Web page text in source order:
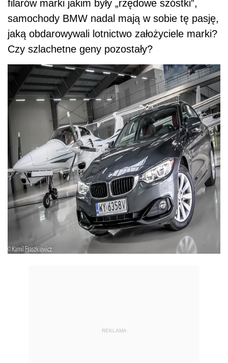
filarów marki jakim były „rzędowe szóstki”,
samochody BMW nadal mają w sobie tę pasję,
jaką obdarowywali lotnictwo założyciele marki?
Czy szlachetne geny pozostały?
REKLAMA